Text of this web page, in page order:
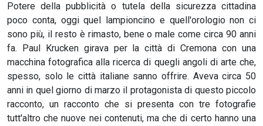
Potere della pubblicità o tutela della sicurezza cittadina
poco conta, oggi quel lampioncino e quell'orologio non ci
sono più, il resto è rimasto, bene o male come circa 90 anni
fa. Paul Krucken girava per la città di Cremona con una
macchina fotografica alla ricerca di quegli angoli di arte che,
spesso, solo le città italiane sanno offrire. Aveva circa 50
anni in quel giorno di marzo il protagonista di questo piccolo
racconto, un racconto che si presenta con tre fotografie
tutt'altro che nuove nei contenuti, ma che di certo hanno una